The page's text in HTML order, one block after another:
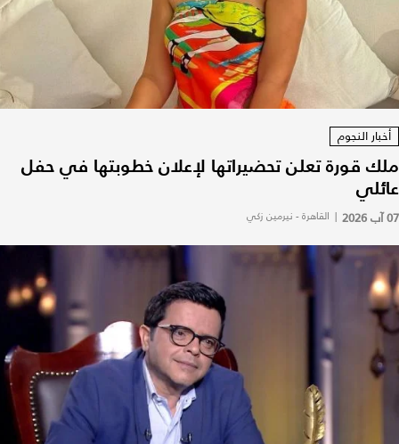
أخبار النجوم
ملك قورة تعلن تحضيراتها لإعلان خطوبتها في حفل
عائلي
07 آب 2026 | القاهرة - نيرمين زكي